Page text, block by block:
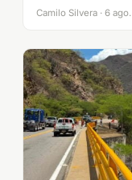
Camilo Silvera · 6 ago.